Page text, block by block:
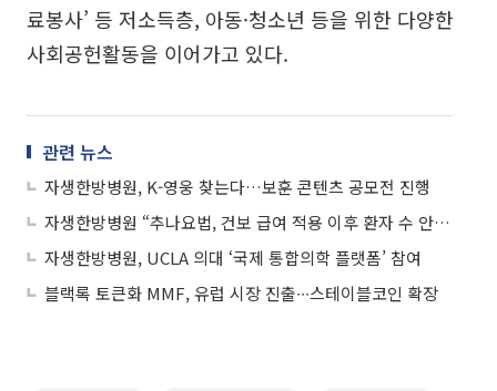
료봉사’ 등 저소득층, 아동·청소년 등을 위한 다양한
사회공헌활동을 이어가고 있다.
관련 뉴스
자생한방병원, K-영웅 찾는다…보훈 콘텐츠 공모전 진행
자생한방병원 “추나요법, 건보 급여 적용 이후 환자 수 안정적으로 유지”
자생한방병원, UCLA 의대 ‘국제 통합의학 플랫폼’ 참여
블랙록 토큰화 MMF, 유럽 시장 진출∙∙∙스테이블코인 확장